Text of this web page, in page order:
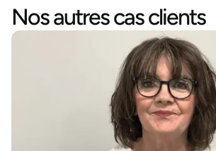
Nos autres cas clients